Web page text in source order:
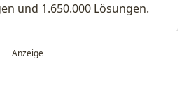
und 1.650.000 Lösungen.